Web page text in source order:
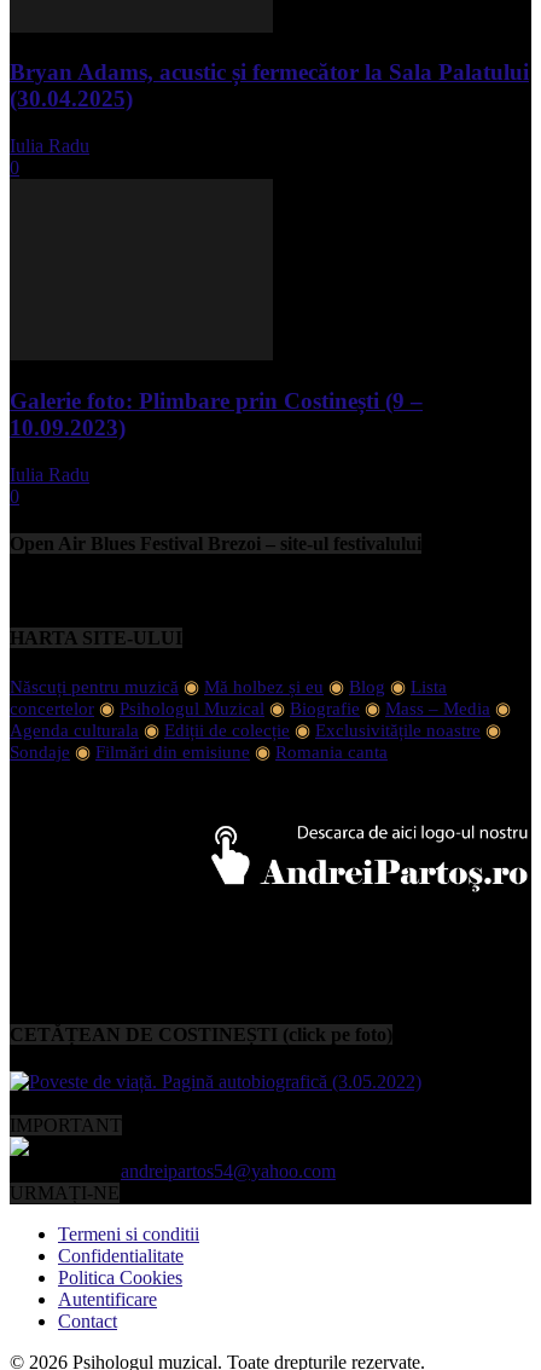
Bryan Adams, acustic și fermecător la Sala Palatului
(30.04.2025)
Iulia Radu
0
Galerie foto: Plimbare prin Costinești (9 –
10.09.2023)
Iulia Radu
0
Open Air Blues Festival Brezoi – site-ul festivalului
HARTA SITE-ULUI
Născuți pentru muzică ◉ Mă holbez și eu ◉ Blog ◉ Lista
concertelor ◉ Psihologul Muzical ◉ Biografie ◉ Mass – Media ◉
Agenda culturala ◉ Ediții de colecție ◉ Exclusivitățile noastre ◉
Sondaje ◉ Filmări din emisiune ◉ Romania canta
CETĂȚEAN DE COSTINEȘTI (click pe foto)
IMPORTANT
andreipartos54@yahoo.com
URMAȚI-NE
Termeni si conditii
Confidentialitate
Politica Cookies
Autentificare
Contact
© 2026 Psihologul muzical. Toate drepturile rezervate.